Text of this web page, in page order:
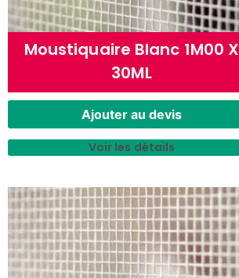
Moustiquaire Blanc 1M00 X
30ML
Ajouter au devis
Voir les détails